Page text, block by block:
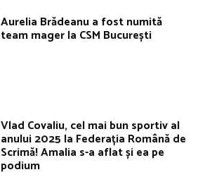
Aurelia Brădeanu a fost numită
team mager la CSM București
Vlad Covaliu, cel mai bun sportiv al
anului 2025 la Federația Română de
Scrimă! Amalia s-a aflat și ea pe
podium